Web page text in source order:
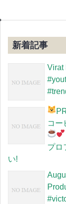
新着記事
Virat
コー
プロ
い!